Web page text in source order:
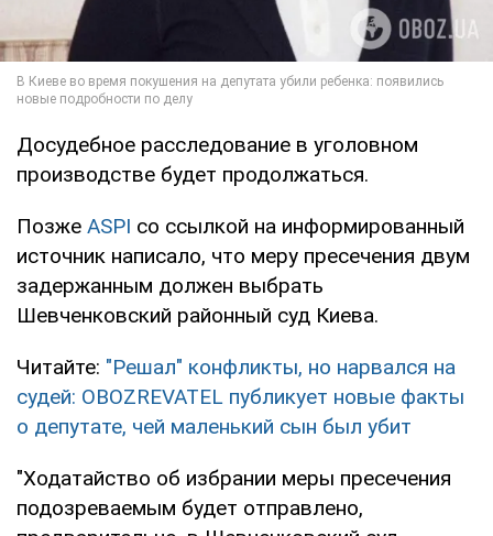
Досудебное расследование в уголовном
производстве будет продолжаться.
Позже ASPI со ссылкой на информированный
источник написало, что меру пресечения двум
задержанным должен выбрать
Шевченковский районный суд Киева.
Читайте: "Решал" конфликты, но нарвался на
судей: OBOZREVATEL публикует новые факты
о депутате, чей маленький сын был убит
"Ходатайство об избрании меры пресечения
подозреваемым будет отправлено,